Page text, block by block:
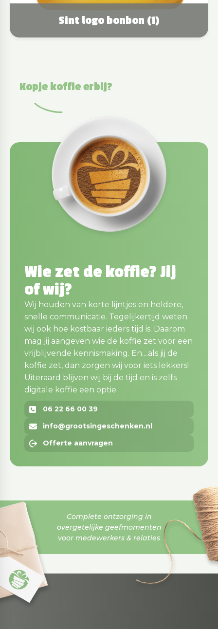
Sint logo bonbon (1)
Kopje koffie erbij?
Wie zet de koffie? Jij
of wij?
Wij houden van korte lijntjes en heldere,
snelle communicatie. Tegelijkertijd weten
wij ook hoe kostbaar ieders tijd is. Daarom
mag jij aangeven wie de koffie zet voor een
vrijblijvende kennismaking. En....als jij de
koffie zet, dan zorgen wij voor iets lekkers!
Uiteraard blijven wij bij de tijd en is zelfs
digitale koffie een optie.
06 22 66 00 39
info@grootsingeschenken.nl
Offerte aanvragen
Complete ontzorging in
overgetelijke geefmomenten
voor medewerkers & relaties